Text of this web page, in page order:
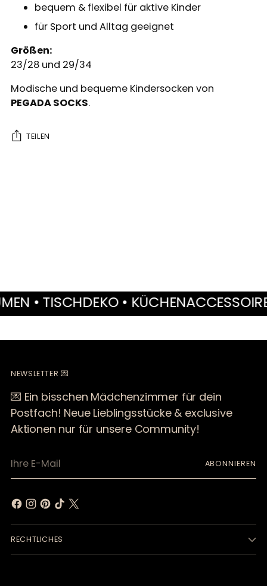
bequem & flexibel für aktive Kinder
für Sport und Alltag geeignet
Größen:
23/28 und 29/34
Modische und bequeme Kindersocken von
PEGADA SOCKS.
TEILEN
• KÜCHENACCESSOIRES •
NEWSLETTER 💌
💌 Ein bisschen Mädchenzimmer für dein
Postfach! Neue Lieblingsstücke & exclusive
Aktionen nur für unsere Community!
E-
ABONNIEREN
RECHTLICHES